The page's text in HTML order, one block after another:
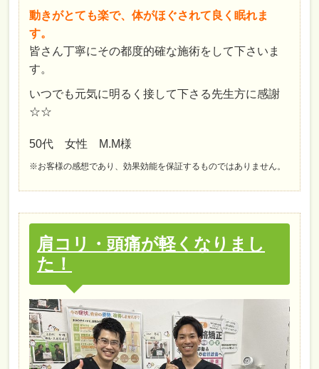
動きがとても楽で、体がほぐされて良く眠れま
す。
皆さん丁寧にその都度的確な施術をして下さいま
す。
いつでも元気に明るく接して下さる先生方に感謝
☆☆
50代 女性 M.M様
※お客様の感想であり、効果効能を保証するものではありません。
肩コリ・頭痛が軽くなりまし
た！